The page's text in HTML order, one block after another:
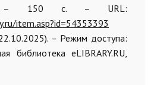
– 150 с. – URL:
item.asp?id=54353393
– Режим доступа:
библиотека eLIBRARY.RU,